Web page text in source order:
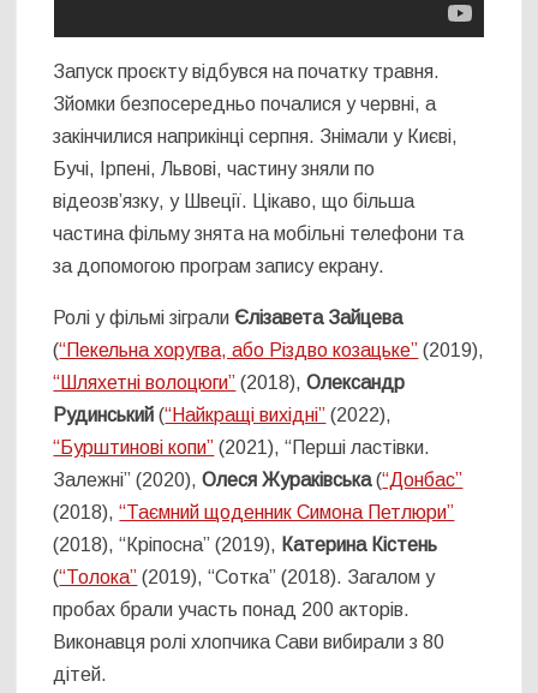
Запуск проєкту відбувся на початку травня.
Зйомки безпосередньо почалися у червні, а
закінчилися наприкінці серпня. Знімали у Києві,
Бучі, Ірпені, Львові, частину зняли по
відеозв’язку, у Швеції. Цікаво, що більша
частина фільму знята на мобільні телефони та
за допомогою програм запису екрану.
Ролі у фільмі зіграли Єлізавета Зайцева
(“Пекельна хоругва, або Різдво козацьке” (2019),
“Шляхетні волоцюги” (2018),Олександр
Рудинський (“Найкращі вихідні” (2022),
“Бурштинові копи” (2021), “Перші ластівки.
Залежні” (2020),Олеся Жураківська(“Донбас”
(2018),“Таємний щоденник Симона Петлюри”
(2018), “Кріпосна” (2019), Катерина Кістень
(“Толока” (2019), “Сотка” (2018). Загалом у
пробах брали участь понад 200 акторів.
Виконавця ролі хлопчика Сави вибирали з 80
дітей.